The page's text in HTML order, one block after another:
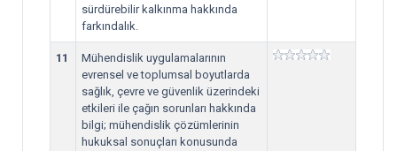
sürdürebilir kalkınma hakkında
farkındalık.
11
Mühendislik uygulamalarının
evrensel ve toplumsal boyutlarda
sağlık, çevre ve güvenlik üzerindeki
etkileri ile çağın sorunları hakkında
bilgi; mühendislik çözümlerinin
hukuksal sonuçları konusunda